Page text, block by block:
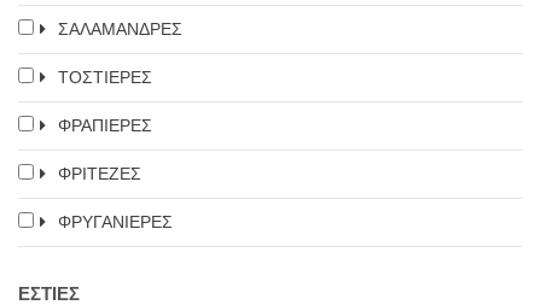
ΣΑΛΑΜΑΝΔΡΕΣ
ΤΟΣΤΙΕΡΕΣ
ΦΡΑΠΙΕΡΕΣ
ΦΡΙΤΕΖΕΣ
ΦΡΥΓΑΝΙΕΡΕΣ
ΕΣΤΙΕΣ